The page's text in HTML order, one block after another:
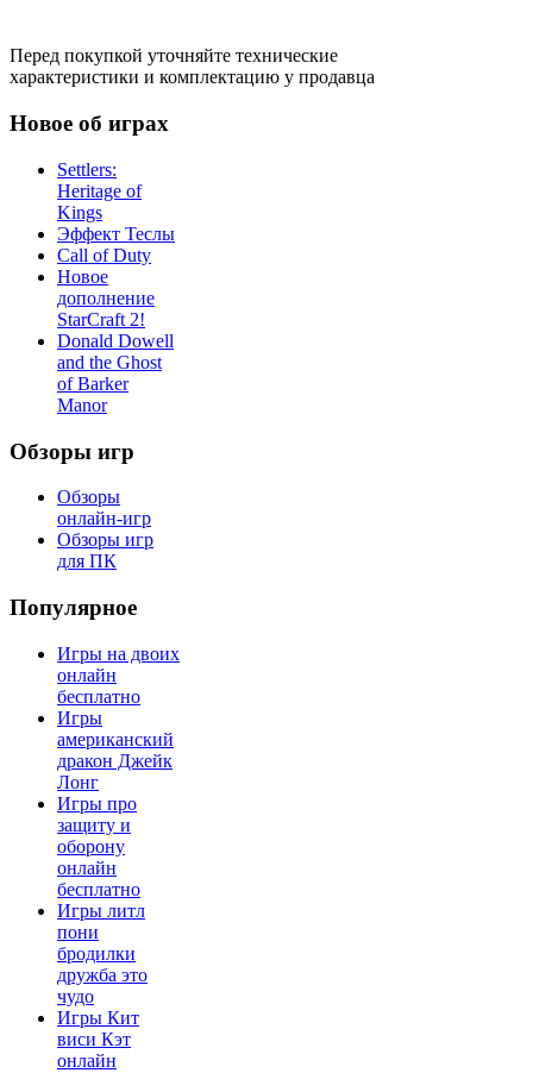
Перед покупкой уточняйте технические
характеристики и комплектацию у продавца
Новое об играх
Settlers:
Heritage of
Kings
Эффект Теслы
Call of Duty
Новое
дополнение
StarCraft 2!
Donald Dowell
and the Ghost
of Barker
Manor
Обзоры игр
Обзоры
онлайн-игр
Обзоры игр
для ПК
Популярное
Игры на двоих
онлайн
бесплатно
Игры
американский
дракон Джейк
Лонг
Игры про
защиту и
оборону
онлайн
бесплатно
Игры литл
пони
бродилки
дружба это
чудо
Игры Кит
виси Кэт
онлайн